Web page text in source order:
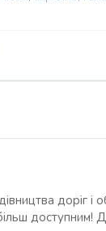
доріг і
доступним!